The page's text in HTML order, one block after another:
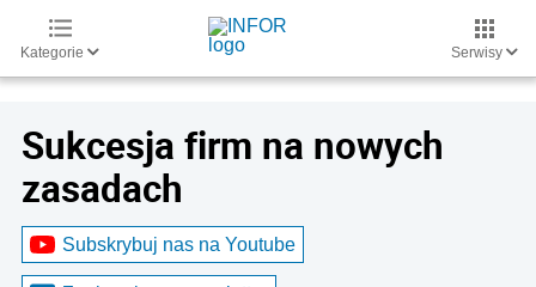
Kategorie Serwisy
Sukcesja firm na nowych
zasadach
Subskrybuj nas na Youtube